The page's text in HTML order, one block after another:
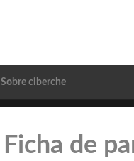
Sobre ciberche
Ficha de